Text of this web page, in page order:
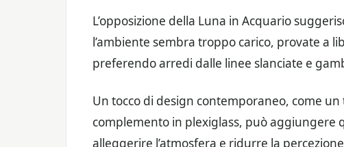
L’opposizione della Luna in Acquario
l’ambiente sembra troppo carico, provate a
preferendo arredi dalle linee slanciate e
Un tocco di design contemporaneo, come
complemento in plexiglass, può aggiungere
alleggerire l’atmosfera e ridurre la